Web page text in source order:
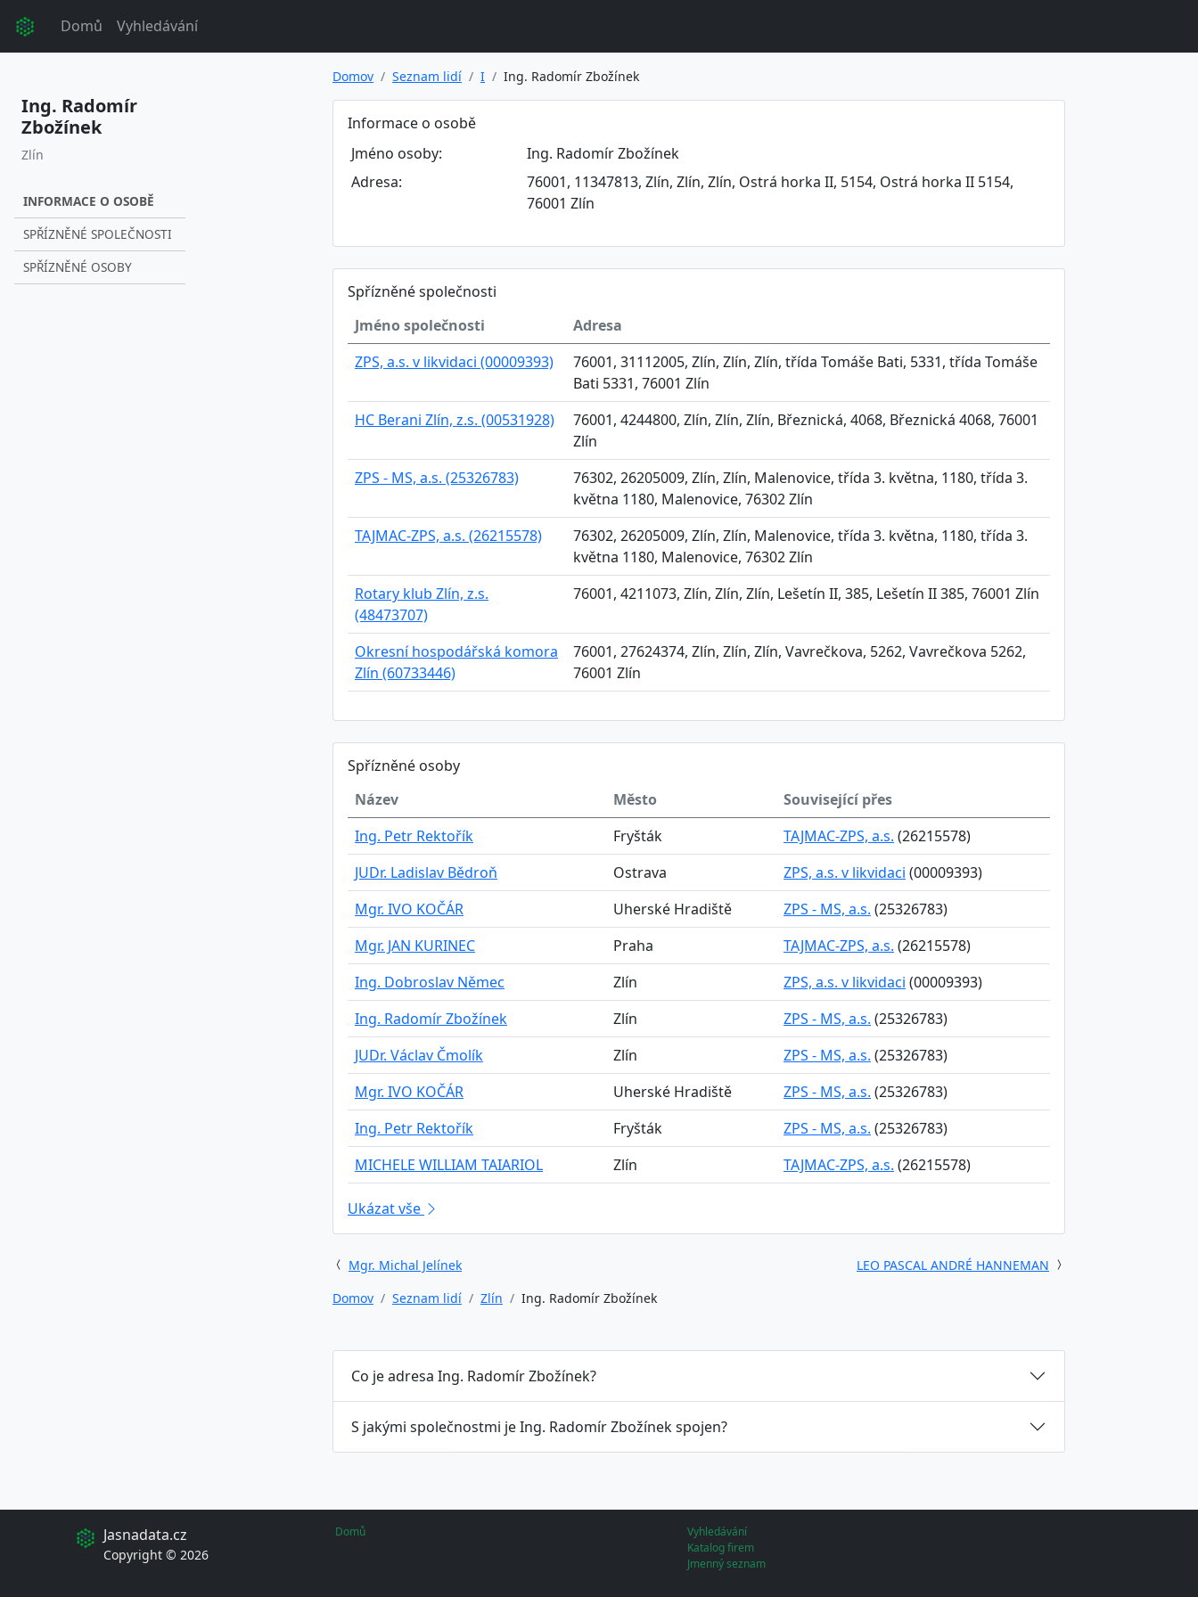
Domů Vyhledávání
Ing. Radomír
Zbožínek
Zlín
INFORMACE O OSOBĚ
SPŘÍZNĚNÉ SPOLEČNOSTI
SPŘÍZNĚNÉ OSOBY
Domov Seznam lidí I Ing. Radomír Zbožínek
Informace o osobě
Jméno osoby:
Ing. Radomír Zbožínek
Adresa:
76001, 11347813, Zlín, Zlín, Zlín, Ostrá horka II, 5154, Ostrá horka II 5154,
76001 Zlín
Spřízněné společnosti
Jméno společnosti
Adresa
ZPS, a.s. v likvidaci (00009393)
76001, 31112005, Zlín, Zlín, Zlín, třída Tomáše Bati, 5331, třída Tomáše
Bati 5331, 76001 Zlín
HC Berani Zlín, z.s. (00531928)
76001, 4244800, Zlín, Zlín, Zlín, Březnická, 4068, Březnická 4068, 76001
Zlín
ZPS - MS, a.s. (25326783)
76302, 26205009, Zlín, Zlín, Malenovice, třída 3. května, 1180, třída 3.
května 1180, Malenovice, 76302 Zlín
TAJMAC-ZPS, a.s. (26215578)
76302, 26205009, Zlín, Zlín, Malenovice, třída 3. května, 1180, třída 3.
května 1180, Malenovice, 76302 Zlín
Rotary klub Zlín, z.s.
(48473707)
76001, 4211073, Zlín, Zlín, Zlín, Lešetín II, 385, Lešetín II 385, 76001 Zlín
Okresní hospodářská komora
Zlín (60733446)
76001, 27624374, Zlín, Zlín, Zlín, Vavrečkova, 5262, Vavrečkova 5262,
76001 Zlín
Spřízněné osoby
Název
Město
Související přes
Ing. Petr Rektořík
Fryšták TAJMAC-ZPS, a.s. (26215578)
JUDr. Ladislav Bědroň
Ostrava ZPS, a.s. v likvidaci (00009393)
Mgr. IVO KOČÁR
Uherské Hradiště ZPS - MS, a.s. (25326783)
Mgr. JAN KURINEC
Praha TAJMAC-ZPS, a.s. (26215578)
Ing. Dobroslav Němec
Zlín ZPS, a.s. v likvidaci (00009393)
Ing. Radomír Zbožínek
Zlín ZPS - MS, a.s. (25326783)
JUDr. Václav Čmolík
Zlín ZPS - MS, a.s. (25326783)
Mgr. IVO KOČÁR
Uherské Hradiště ZPS - MS, a.s. (25326783)
Ing. Petr Rektořík
Fryšták ZPS - MS, a.s. (25326783)
MICHELE WILLIAM TAIARIOL
Zlín TAJMAC-ZPS, a.s. (26215578)
Ukázat vše
Mgr. Michal Jelínek
LEO PASCAL ANDRÉ HANNEMAN
Domov
Seznam lidí Zlín Ing. Radomír Zbožínek
Co je adresa Ing. Radomír Zbožínek?
S jakými společnostmi je Ing. Radomír Zbožínek spojen?
Jasnadata.cz
Copyright © 2026
Domů
Vyhledávání
Katalog firem
Jmenný seznam